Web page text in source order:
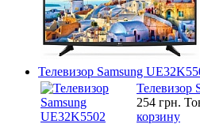
Телевизор Samsung
Телевизор
254 грн.
корзину